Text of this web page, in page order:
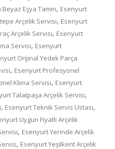
Beyaz Eşya Tamiri, Esenyurt
Arçelik Servisi, Esenyurt
Arçelik Servisi, Esenyurt
Servisi, Esenyurt
Orijinal Yedek Parça
, Esenyurt Profesyonel
Klima Servisi, Esenyurt
Talatpaşa Arçelik Servisi,
, Esenyurt Teknik Servis Ustası,
Uygun Fiyatlı Arçelik
, Esenyurt Yerinde Arçelik
, Esenyurt Yeşilkent Arçelik